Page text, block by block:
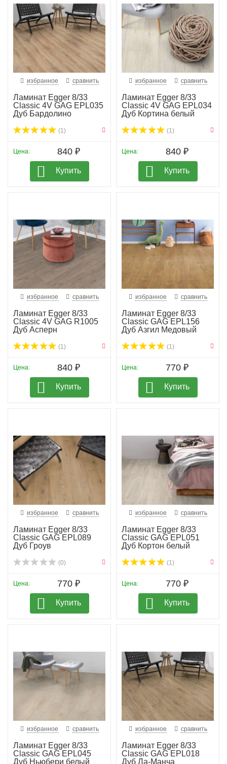
избранное сравнить
Ламинат Egger 8/33
Classic 4V GAG EPL035
Дуб Бардолино
(1)
Цена: 840 ₽
Купить
избранное сравнить
Ламинат Egger 8/33
Classic 4V GAG EPL034
Дуб Кортина белый
(1)
Цена: 840 ₽
Купить
избранное сравнить
Ламинат Egger 8/33
Classic 4V GAG R1005
Дуб Асперн
(1)
Цена: 840 ₽
Купить
избранное сравнить
Ламинат Egger 8/33
Classic GAG EPL156
Дуб Азгил Медовый
(1)
Цена: 770 ₽
Купить
избранное сравнить
Ламинат Egger 8/33
Classic GAG EPL089
Дуб Гроув
(0)
Цена: 770 ₽
Купить
избранное сравнить
Ламинат Egger 8/33
Classic GAG EPL051
Дуб Кортон белый
(1)
Цена: 770 ₽
Купить
избранное сравнить
Ламинат Egger 8/33
Classic GAG EPL045
Дуб Ньюбери белый
избранное сравнить
Ламинат Egger 8/33
Classic GAG EPL018
Дуб Ла-Манча